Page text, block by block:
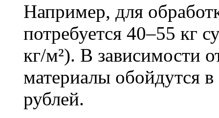
Например, для
потребуется 40–55 кг
кг/м²). В зависимости
материалы обойдутся
рублей.